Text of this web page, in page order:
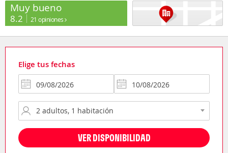
Muy bueno
8.2 21 opiniones
Elige tus fechas
VER DISPONIBILIDAD